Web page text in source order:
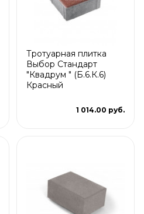
Тротуарная плитка
Выбор Стандарт
"Квадрум " (Б.6.К.6)
Красный
1 014.00 руб.